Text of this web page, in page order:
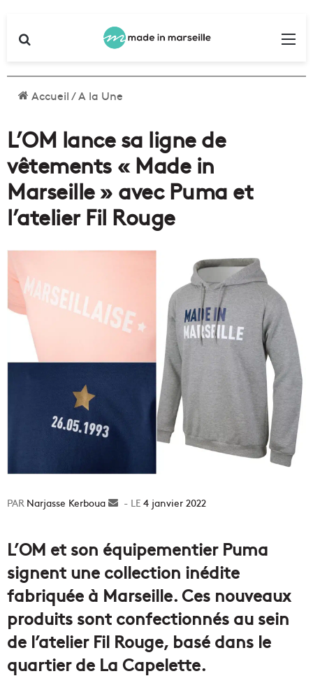
Accueil/A la Une
L’OM lance sa ligne de
vêtements « Made in
Marseille » avec Puma et
l’atelier Fil Rouge
Narjasse Kerboua
Envoyer4 janvier 2022
L’OM et son équipementier Puma
signent une collection inédite
fabriquée à Marseille. Ces nouveaux
produits sont confectionnés au sein
de l’atelier Fil Rouge, basé dans le
quartier de La Capelette.